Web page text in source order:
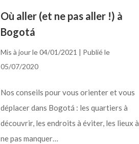
Où aller (et ne pas aller !) à
Bogotá
Mis à jour le 04/01/2021 | Publié le
05/07/2020
Nos conseils pour vous orienter et vous
déplacer dans Bogotá : les quartiers à
découvrir, les endroits à éviter, les lieux à
ne pas manquer…